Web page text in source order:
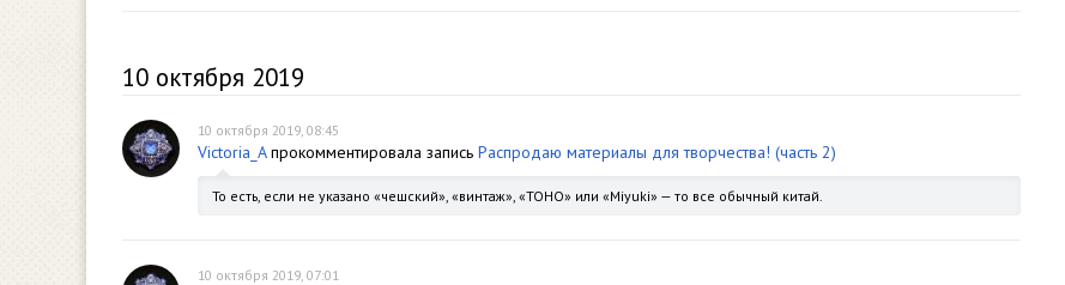
10 октября 2019
10 октября 2019, 08:45
Victoria_Aпрокомментировала запись Распродаю материалы для творчества! (часть 2)
То есть, если не указано «чешский», «винтаж», «TOHO» или «Miyuki» — то все обычный китай.
10 октября 2019, 07:01